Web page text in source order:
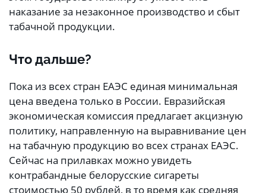
наказание за незаконное производство и сбыт
табачной продукции.
Что дальше?
Пока из всех стран ЕАЭС единая минимальная
цена введена только в России. Евразийская
экономическая комиссия предлагает акцизную
политику, направленную на выравнивание цен
на табачную продукцию во всех странах ЕАЭС.
Сейчас на прилавках можно увидеть
контрабандные белорусские сигареты
стоимостью 50 рублей, в то время как средняя